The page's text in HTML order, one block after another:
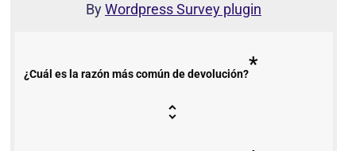
ByWordpress Survey plugin
¿Cuál es la razón más común de devolución?*